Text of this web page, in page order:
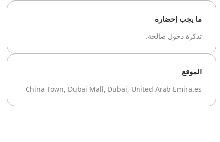
ما يجب إحضاره
تذكرة دخول صالحة.
الموقع
China Town, Dubai Mall, Dubai, United Arab Emirates